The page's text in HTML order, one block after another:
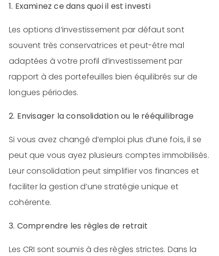
1. Examinez ce dans quoi il est investi
Les options d’investissement par défaut sont
souvent très conservatrices et peut-être mal
adaptées à votre profil d’investissement par
rapport à des portefeuilles bien équilibrés sur de
longues périodes.
2. Envisager la consolidation ou le rééquilibrage
Si vous avez changé d’emploi plus d’une fois, il se
peut que vous ayez plusieurs comptes immobilisés.
Leur consolidation peut simplifier vos finances et
faciliter la gestion d’une stratégie unique et
cohérente.
3. Comprendre les règles de retrait
Les CRI sont soumis à des règles strictes. Dans la